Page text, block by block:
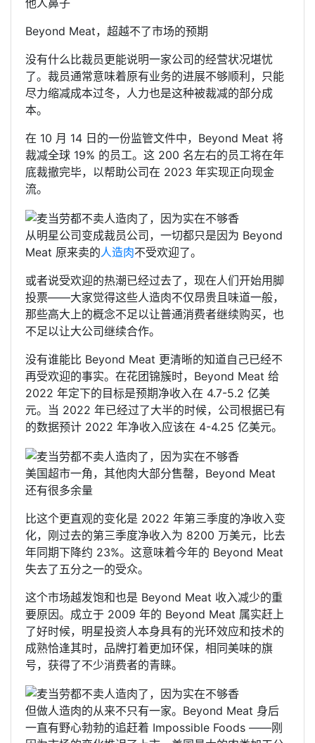
他人鼻子
Beyond Meat，超越不了市场的预期
没有什么比裁员更能说明一家公司的经营状况堪忧
了。裁员通常意味着原有业务的进展不够顺利，只能
尽力缩减成本过冬，人力也是这种被裁减的部分成
本。
在 10 月 14 日的一份监管文件中，Beyond Meat 将
裁减全球 19% 的员工。这 200 名左右的员工将在年
底裁撤完毕，以帮助公司在 2023 年实现正向现金
流。
从明星公司变成裁员公司，一切都只是因为 Beyond
Meat 原来卖的人造肉不受欢迎了。
或者说受欢迎的热潮已经过去了，现在人们开始用脚
投票——大家觉得这些人造肉不仅昂贵且味道一般，
那些高大上的概念不足以让普通消费者继续购买，也
不足以让大公司继续合作。
没有谁能比 Beyond Meat 更清晰的知道自己已经不
再受欢迎的事实。在花团锦簇时，Beyond Meat 给
2022 年定下的目标是预期净收入在 4.7-5.2 亿美
元。当 2022 年已经过了大半的时候，公司根据已有
的数据预计 2022 年净收入应该在 4-4.25 亿美元。
美国超市一角，其他肉大部分售罄，Beyond Meat
还有很多余量
比这个更直观的变化是 2022 年第三季度的净收入变
化，刚过去的第三季度净收入为 8200 万美元，比去
年同期下降约 23%。这意味着今年的 Beyond Meat
失去了五分之一的受众。
这个市场越发饱和也是 Beyond Meat 收入减少的重
要原因。成立于 2009 年的 Beyond Meat 属实赶上
了好时候，明星投资人本身具有的光环效应和技术的
成熟恰逢其时，品牌打着更加环保，相同美味的旗
号，获得了不少消费者的青睐。
但做人造肉的从来不只有一家。Beyond Meat 身后
一直有野心勃勃的追赶着 Impossible Foods ——刚